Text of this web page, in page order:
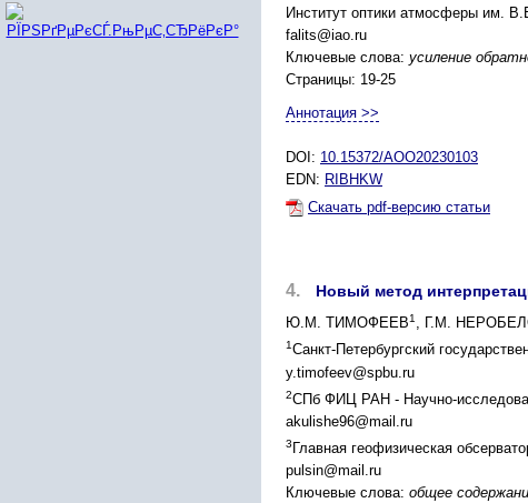
Институт оптики атмосферы им.
falits@iao.ru
Ключевые слова: усиление
Страницы: 19-25
Аннотация >>
DOI: 10.15372/AOO20230103
EDN: RIBHKW
Скачать pdf-версию статьи
4. Новый метод
Ю.М. ТИМОФЕЕВ1 , Г.М.
1Санкт-Петербургский
y.timofeev@spbu.ru
2СПб ФИЦ РАН - Научно-
akulishe96@mail.ru
3 Главная геофизическая
pulsin@mail.ru
Ключевые слова: общее